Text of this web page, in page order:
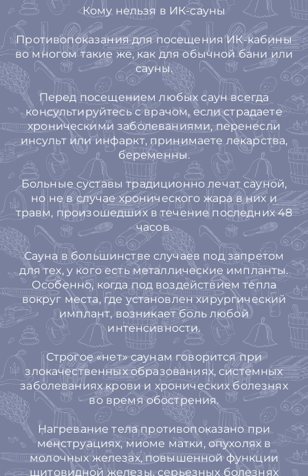
Кому нельзя в ИК-сауны
Противопоказания для посещения ИК-кабины
во многом такие же, как для обычной бани или
сауны.
Перед посещением любых саун всегда
консультируйтесь с врачом, если страдаете
хроническими заболеваниями, перенесли
инсульт или инфаркт, принимаете лекарства,
беременны.
Больные суставы традиционно лечат сауной,
но не в случае хронического жара в них и
травм, произошедших в течение последних 48
часов.
Сауна в большинстве случаев под запретом
для тех, у кого есть металлические импланты.
Особенно, когда под воздействием тепла
вокруг места, где установлен хирургический
имплант, возникает боль любой
интенсивности.
Строгое «нет» саунам говорится при
злокачественных образованиях, системных
заболеваниях крови и хронических болезнях
во время обострения.
Нагревание тела противопоказано при
менструациях, миоме матки, опухолях в
молочных железах, повышенной функции
щитовидной железы, серьезных болезнях